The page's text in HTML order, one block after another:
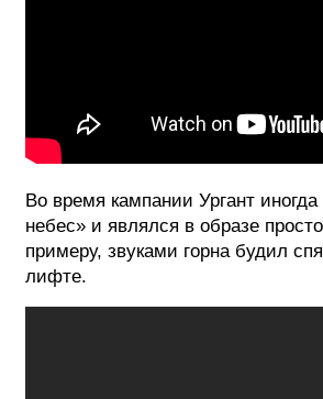
Во время кампании Ургант иногда
небес» и являлся в образе
примеру, звуками горна будил
лифте.